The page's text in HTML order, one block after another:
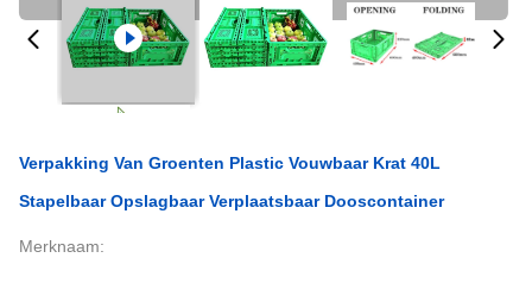
Verpakking Van Groenten Plastic Vouwbaar Krat 40L
Stapelbaar Opslagbaar Verplaatsbaar Dooscontainer
Merknaam: